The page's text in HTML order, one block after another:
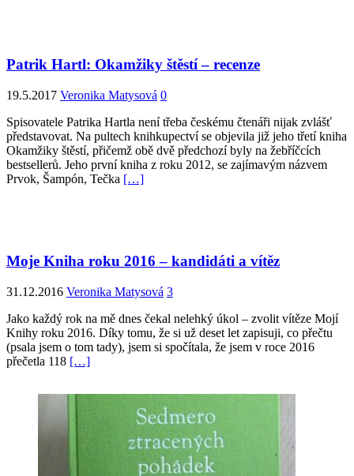
Patrik Hartl: Okamžiky štěstí – recenze
19.5.2017 Veronika Matysová 0
Spisovatele Patrika Hartla není třeba českému čtenáři nijak zvlášť
představovat. Na pultech knihkupectví se objevila již jeho třetí kniha
Okamžiky štěstí, přičemž obě dvě předchozí byly na žebříčcích
bestsellerů. Jeho první kniha z roku 2012, se zajímavým názvem
Prvok, Šampón, Tečka […]
Moje Kniha roku 2016 – kandidáti a vítěz
31.12.2016 Veronika Matysová 3
Jako každý rok na mě dnes čekal nelehký úkol – zvolit vítěze Mojí
Knihy roku 2016. Díky tomu, že si už deset let zapisuji, co přečtu
(psala jsem o tom tady), jsem si spočítala, že jsem v roce 2016
přečetla 118 […]